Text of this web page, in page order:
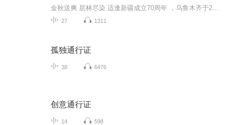
27 1311
孤独通行证
38 6476
创意通行证
14 598